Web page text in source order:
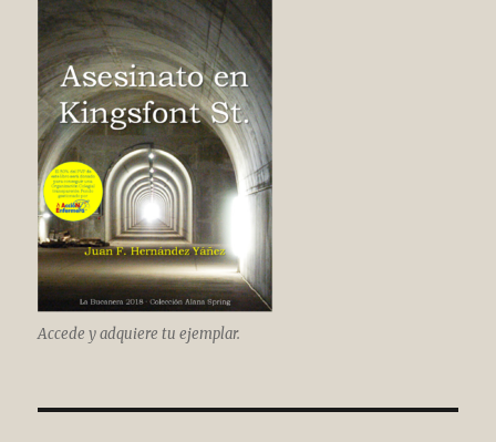
Accede y adquiere tu ejemplar.